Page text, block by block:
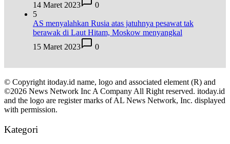
14 Maret 2023
0
5
AS menyalahkan Rusia atas jatuhnya pesawat tak
berawak di Laut Hitam, Moskow menyangkal
15 Maret 2023
0
© Copyright itoday.id name, logo and associated element (R) and
©2026 News Network Inc A Company All Right reserved. itoday.id
and the logo are register marks of AL News Network, Inc. displayed
with permission.
Kategori